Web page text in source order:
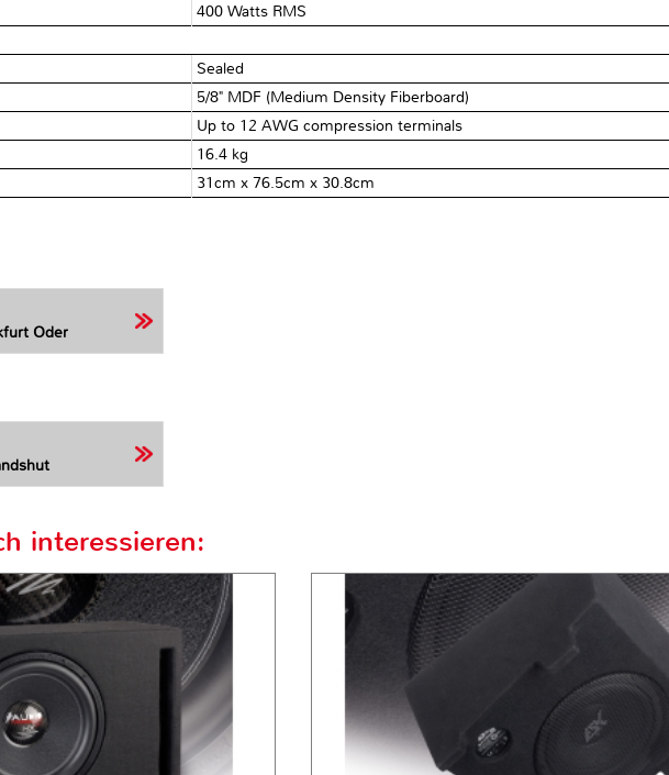
400 Watts RMS
Sealed
5/8" MDF (Medium Density Fiberboard)
Up to 12 AWG compression terminals
16.4 kg
31cm x 76.5cm x 30.8cm
Oder
interessieren: